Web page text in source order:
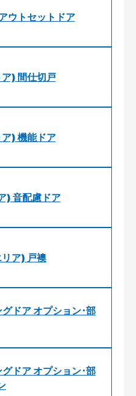
ウトセットドア
) 間仕切戸
) 機能ドア
) 音配慮ドア
ア) 戸襖
ドア オプション･部
ドア オプション･部